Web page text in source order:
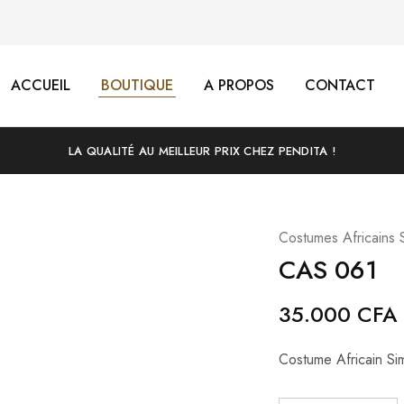
ACCUEIL BOUTIQUE A PROPOS CONTACT
LA QUALITÉ AU MEILLEUR PRIX CHEZ PENDITA !
Costumes Africains
CAS 061
35.000 CFA
Costume Africain